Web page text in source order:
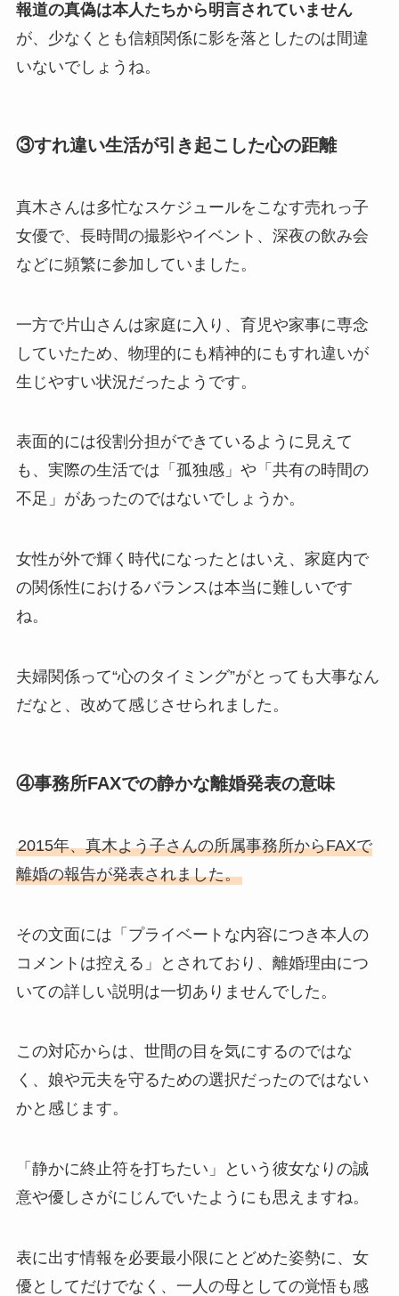
報道の真偽は本人たちから明言されていません
が、少なくとも信頼関係に影を落としたのは間違
いないでしょうね。
③すれ違い生活が引き起こした心の距離
真木さんは多忙なスケジュールをこなす売れっ子
女優で、長時間の撮影やイベント、深夜の飲み会
などに頻繁に参加していました。
一方で片山さんは家庭に入り、育児や家事に専念
していたため、物理的にも精神的にもすれ違いが
生じやすい状況だったようです。
表面的には役割分担ができているように見えて
も、実際の生活では「孤独感」や「共有の時間の
不足」があったのではないでしょうか。
女性が外で輝く時代になったとはいえ、家庭内で
の関係性におけるバランスは本当に難しいです
ね。
夫婦関係って“心のタイミング”がとっても大事なん
だなと、改めて感じさせられました。
④事務所FAXでの静かな離婚発表の意味
2015年、真木よう子さんの所属事務所からFAXで
離婚の報告が発表されました。
その文面には「プライベートな内容につき本人の
コメントは控える」とされており、離婚理由につ
いての詳しい説明は一切ありませんでした。
この対応からは、世間の目を気にするのではな
く、娘や元夫を守るための選択だったのではない
かと感じます。
「静かに終止符を打ちたい」という彼女なりの誠
意や優しさがにじんでいたようにも思えますね。
表に出す情報を必要最小限にとどめた姿勢に、女
優としてだけでなく、一人の母としての覚悟も感